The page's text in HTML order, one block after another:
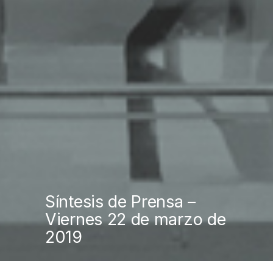
Síntesis de Prensa –
Viernes 22 de marzo de
2019